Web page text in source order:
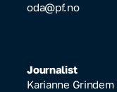
oda@pf.no
Journalist
Karianne Grindem